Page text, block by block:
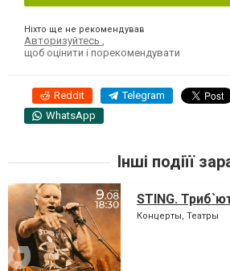
Ніхто ще не рекомендував
Авторизуйтесь
щоб оцінити і порекомендувати
Reddit Telegram
WhatsApp
Інші подіїї
STING.
Концерты, Театры